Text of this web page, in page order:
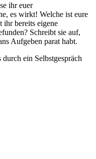
ihr euer
es wirkt! Welche ist eure
ihr bereits eigene
Schreibt sie auf,
Aufgeben parat habt.
ein Selbstgespräch